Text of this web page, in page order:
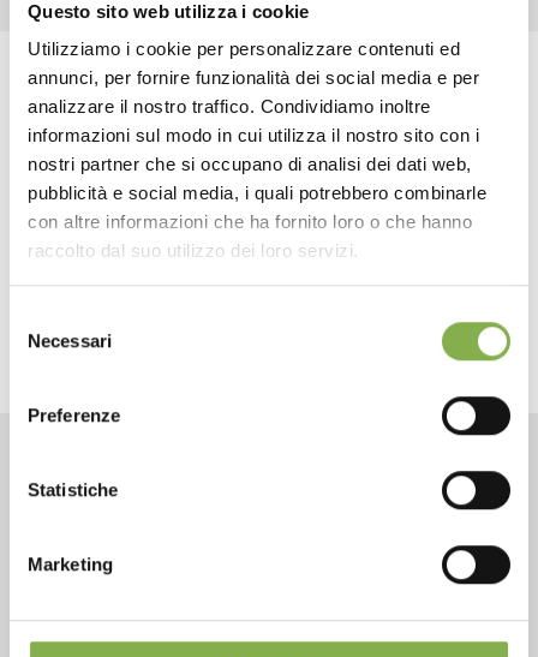
Questo sito web utilizza i cookie
Utilizziamo i cookie per personalizzare contenuti ed
annunci, per fornire funzionalità dei social media e per
analizzare il nostro traffico. Condividiamo inoltre
informazioni sul modo in cui utilizza il nostro sito con i
nostri partner che si occupano di analisi dei dati web,
pubblicità e social media, i quali potrebbero combinarle
con altre informazioni che ha fornito loro o che hanno
raccolto dal suo utilizzo dei loro servizi.
delNecessari
Preferenze
Statistiche
Marketing
Tag: Accessories Accessories for florists Design
Fixtures for Flowers and Plants Florist equipment
Florist furniture flower shop accessories Furnishings
Garden center greenhouse accessories
DOWNLOAD
TECHNICAL DATA
SHEET
Log in or register to